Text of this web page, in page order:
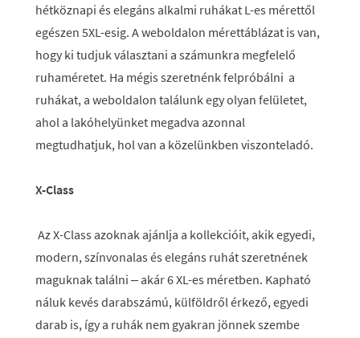
hétköznapi és elegáns alkalmi ruhákat L-es mérettől
egészen 5XL-esig. A weboldalon mérettáblázat is van,
hogy ki tudjuk választani a számunkra megfelelő
ruhaméretet. Ha mégis szeretnénk felpróbálni a
ruhákat, a weboldalon találunk egy olyan felületet,
ahol a lakóhelyünket megadva azonnal
megtudhatjuk, hol van a közelünkben viszonteladó.
X-Class
Az X-Class azoknak ajánlja a kollekcióit, akik egyedi,
modern, színvonalas és elegáns ruhát szeretnének
maguknak találni – akár 6 XL-es méretben. Kapható
náluk kevés darabszámú, külföldről érkező, egyedi
darab is, így a ruhák nem gyakran jönnek szembe